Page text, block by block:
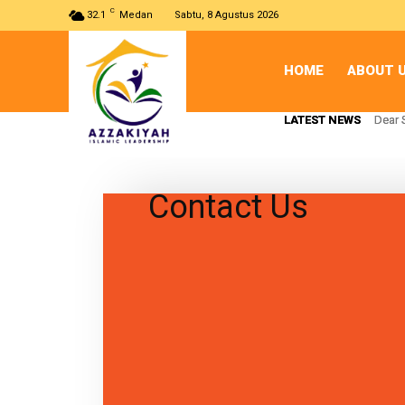
32.1 C Medan Sabtu, 8 Agustus 2026
HOME ABOUT
LATEST NEWS Dear
LATEST NEWS Dear
Contact Us